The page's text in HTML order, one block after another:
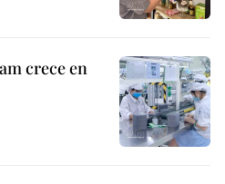
crece en